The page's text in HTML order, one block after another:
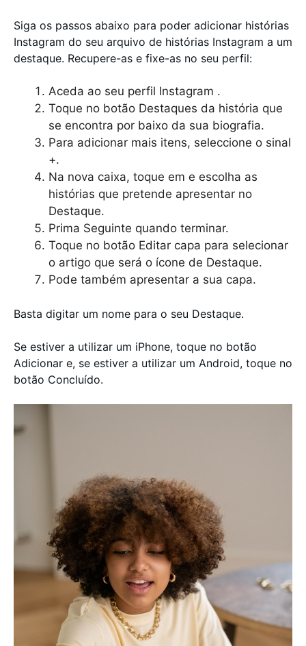
Siga os passos abaixo para poder adicionar histórias
Instagram do seu arquivo de histórias Instagram a um
destaque. Recupere-as e fixe-as no seu perfil:
Aceda ao seu perfil Instagram .
Toque no botão Destaques da história que
se encontra por baixo da sua biografia.
Para adicionar mais itens, seleccione o sinal
+.
Na nova caixa, toque em e escolha as
histórias que pretende apresentar no
Destaque.
Prima Seguinte quando terminar.
Toque no botão Editar capa para selecionar
o artigo que será o ícone de Destaque.
Pode também apresentar a sua capa.
Basta digitar um nome para o seu Destaque.
Se estiver a utilizar um iPhone, toque no botão
Adicionar e, se estiver a utilizar um Android, toque no
botão Concluído.